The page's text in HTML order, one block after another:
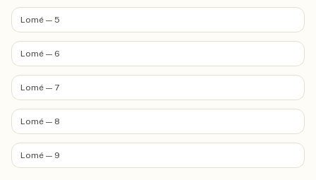
Lomé — 5
Lomé — 6
Lomé — 7
Lomé — 8
Lomé — 9